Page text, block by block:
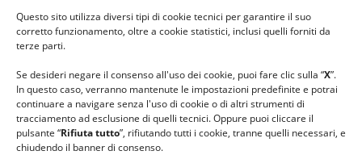
Questo sito utilizza diversi tipi di cookie tecnici per garantire il suo
corretto funzionamento, oltre a cookie statistici, inclusi quelli forniti da
terze parti.
Se desideri negare il consenso all'uso dei cookie, puoi fare clic sulla “X”.
In questo caso, verranno mantenute le impostazioni predefinite e potrai
continuare a navigare senza l'uso di cookie o di altri strumenti di
tracciamento ad esclusione di quelli tecnici. Oppure puoi cliccare il
pulsante “Rifiuta tutto”, rifiutando tutti i cookie, tranne quelli necessari, e
chiudendo il banner di consenso.
#lanaterapia
#ilcaloredellempatia